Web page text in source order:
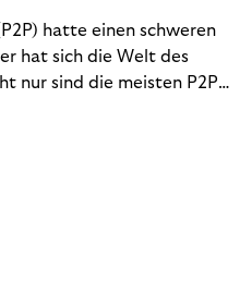
hatte einen schweren
hat sich die Welt des
nur sind die meisten P2P-
Das bietet Unternehmen